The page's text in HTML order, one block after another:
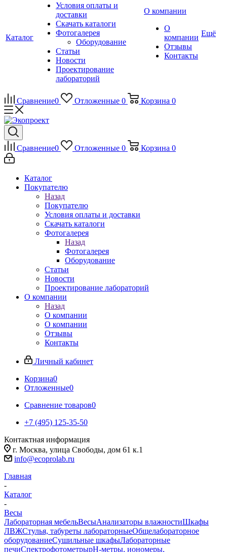
Каталог
Условия оплаты и
доставки
Скачать каталоги
Фотогалерея
Оборудование
Статьи
Новости
Проектирование
лабораторий
О компании
О
компании
Отзывы
Контакты
Ещё
Сравнение0 Отложенные 0 Корзина 0
Сравнение0 Отложенные 0 Корзина 0
Каталог
Покупателю
Назад
Покупателю
Условия оплаты и доставки
Скачать каталоги
Фотогалерея
Назад
Фотогалерея
Оборудование
Статьи
Новости
Проектирование лабораторий
О компании
Назад
О компании
О компании
Отзывы
Контакты
Личный кабинет
Корзина0
Отложенные0
Сравнение товаров0
+7 (495) 125-35-50
Контактная информация
г. Москва, улица Свободы, дом 61 к.1
info@ecoprolab.ru
Главная
-
Каталог
-
Весы
Лабораторная мебельВесыАнализаторы влажностиШкафы
ЛВЖСтулья, табуреты лабораторныеОбщелабораторное
оборудованиеСушильные шкафыЛабораторные
печиСпектрофотометрыpH-метры, иономеры,